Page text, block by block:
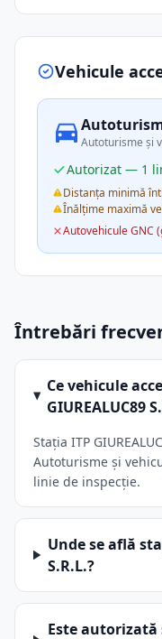
Vehicule
Autoturisme și
Autorizat — 1
Distanța minimă
Înălțime maximă
Autovehicule GNC
Întrebări
Ce vehicule
GIUREALUC89
Stația ITP
Autoturisme și
linie de inspecție.
Unde se află
S.R.L.?
Este autorizată